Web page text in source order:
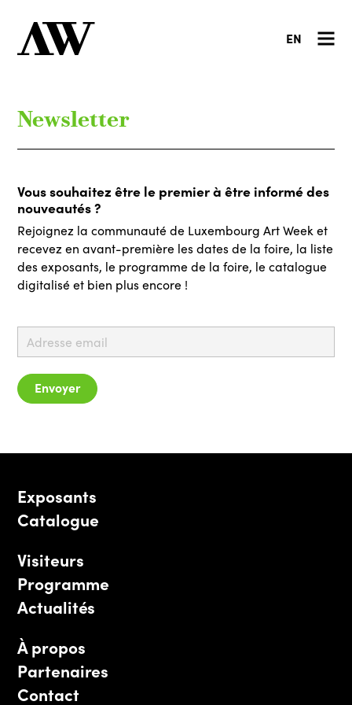
EN
Newsletter
Vous souhaitez être le premier à être informé des
nouveautés ?
Rejoignez la communauté de Luxembourg Art Week et
recevez en avant-première les dates de la foire, la liste
des exposants, le programme de la foire, le catalogue
digitalisé et bien plus encore !
Envoyer
Exposants
Catalogue
Visiteurs
Programme
Actualités
À propos
Partenaires
Contact